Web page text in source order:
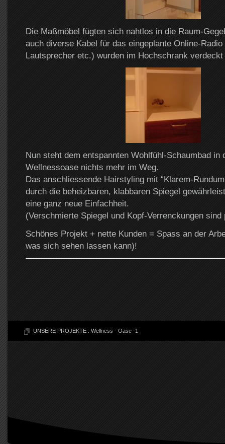
Die Maßmöbel fügten sich nahtlos in die Raum-
auch diverse Kabel für das eingeplante Online-
Lautsprecher etc.) wurden im Hochschrank
Nun steht dem entspannten Wohlfühl-Schaumbad in
Wellnessoase nichts mehr im Weg.
Das anschliessende Hairstyling mit “Klarem-
durch die beheizbaren, klabbaren Spiegel
eine ganz neue Einfachheit.
(Verschmierte Spiegel und Kopf-Verrenckungen sind
Schönes Projekt + nette Kunden = Spass an der
was sich sehen lassen kann)!
UNSERE PROJEKTE. Wellness - Oase -1